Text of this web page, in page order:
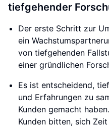
tiefgehender
Der erste Schritt zur
ein
von tiefgehenden
einer gründlichen
Es ist entscheidend,
und Erfahrungen zu
Kunden gemacht
Kunden bitten, sich